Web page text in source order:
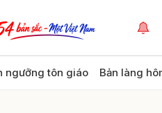
ngưỡng tôn giáo Bản làng